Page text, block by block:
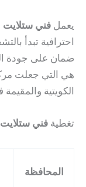
يعمل فني ستلايت
احترافية تبدأ
ضمان على جودة
هي التي جعلت
الكويتية
تغطية فني
المحافظة